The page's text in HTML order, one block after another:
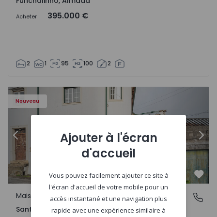
Acheter 395.000 €
2 1 95 100 2
Nouveau
Précédent
Santa Clara e Castelo Viegas, Coimbra
Maison Jumelée
Santa Clara e Castelo Viegas, Coimbra
Ajouter à l'écran
d'accueil
Vous pouvez facilement ajouter ce site à
l'écran d'accueil de votre mobile pour un
accès instantané et une navigation plus
rapide avec une expérience similaire à